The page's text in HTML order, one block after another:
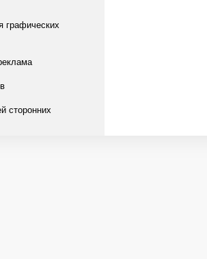
графических
сторонних